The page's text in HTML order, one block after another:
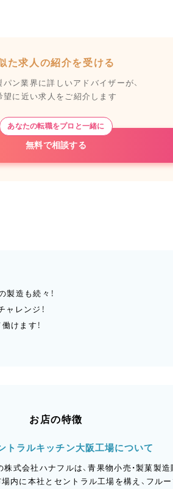
た求人の紹介を受ける
パン業界に詳しいアドバイザーが、
望に近い求人をご紹介します
あなたの転職をプロと一緒に
無料で相談する
製造も続々！
レンジ！
けます！
お店の特徴
トラルキッチン大阪工場について
式会社ハナフルは、青果物小売・製菓製
内に本社とセントラル工場を構え、フル